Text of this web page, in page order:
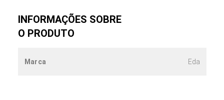
INFORMAÇÕES SOBRE
O PRODUTO
Marca Eda